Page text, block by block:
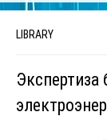
LIBRARY
Экспертиза